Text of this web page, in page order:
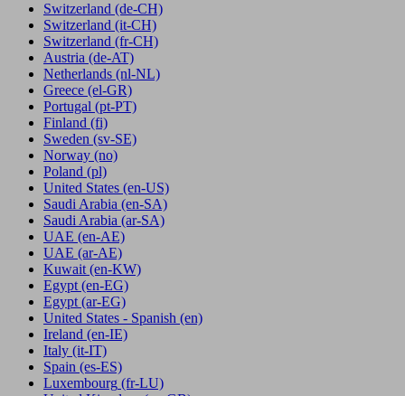
Switzerland (de-CH)
Switzerland (it-CH)
Switzerland (fr-CH)
Austria (de-AT)
Netherlands (nl-NL)
Greece (el-GR)
Portugal (pt-PT)
Finland (fi)
Sweden (sv-SE)
Norway (no)
Poland (pl)
United States (en-US)
Saudi Arabia (en-SA)
Saudi Arabia (ar-SA)
UAE (en-AE)
UAE (ar-AE)
Kuwait (en-KW)
Egypt (en-EG)
Egypt (ar-EG)
United States - Spanish (en)
Ireland (en-IE)
Italy (it-IT)
Spain (es-ES)
Luxembourg (fr-LU)